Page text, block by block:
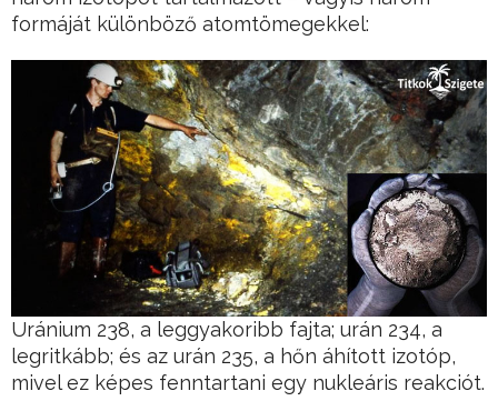
formáját különböző atomtömegekkel:
Uránium 238, a leggyakoribb fajta; urán 234, a
legritkább; és az urán 235, a hőn áhított izotóp,
mivel ez képes fenntartani egy nukleáris reakciót.